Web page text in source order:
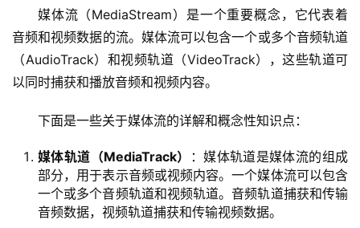
媒体流（MediaStream）是一个重要概念，它代表着
音频和视频数据的流。媒体流可以包含一个或多个音频轨道
（AudioTrack）和视频轨道（VideoTrack），这些轨道可
以同时捕获和播放音频和视频内容。
下面是一些关于媒体流的详解和概念性知识点：
媒体轨道（MediaTrack）
：媒体轨道是媒体流的组成
部分，用于表示音频或视频内容。一个媒体流可以包含
一个或多个音频轨道和视频轨道。音频轨道捕获和传输
音频数据，视频轨道捕获和传输视频数据。